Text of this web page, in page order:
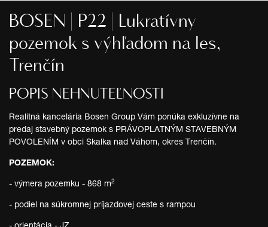
BOSEN | P22 | Lukratívny
pozemok s výhľadom na les,
Trenčín
POPIS NEHNUTEĽNOSTI
Realitná kancelária Bosen Group Vám ponúka exkluzívne na
predaj stavebný pozemok s PRÁVOPLATNÝM STAVEBNÝM
POVOLENÍM v obci Skalka nad Váhom, okres Trenčín.
POZEMOK:
- výmera pozemku - 868 m2
- podiel na súkromnej príjazdovej ceste s rampou